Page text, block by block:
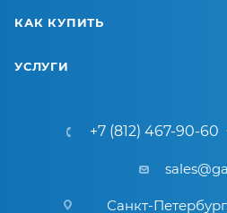
КАК КУПИТЬ
УСЛУГИ
+7 (812) 467-90-60
Санкт-Петербург